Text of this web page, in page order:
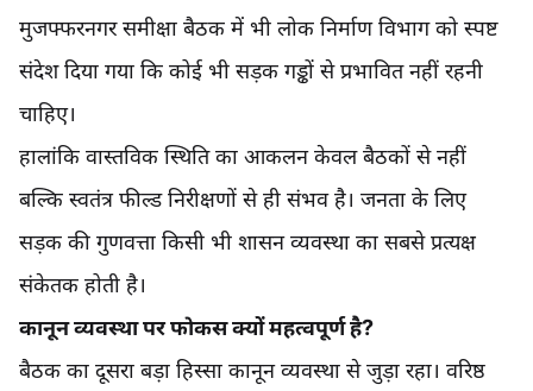
मुजफ्फरनगर समीक्षा बैठक में भी लोक निर्माण विभाग को स्पष्ट
संदेश दिया गया कि कोई भी सड़क गड्ढों से प्रभावित नहीं रहनी
चाहिए।
हालांकि वास्तविक स्थिति का आकलन केवल बैठकों से नहीं
बल्कि स्वतंत्र फील्ड निरीक्षणों से ही संभव है। जनता के लिए
सड़क की गुणवत्ता किसी भी शासन व्यवस्था का सबसे प्रत्यक्ष
संकेतक होती है।
कानून व्यवस्था पर फोकस क्यों महत्वपूर्ण है?
बैठक का दूसरा बड़ा हिस्सा कानून व्यवस्था से जुड़ा रहा। वरिष्ठ